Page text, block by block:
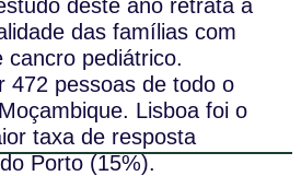
deste ano retrata a
das famílias com
cancro pediátrico.
472 pessoas de todo o
Lisboa foi o
taxa de resposta
Porto (15%).